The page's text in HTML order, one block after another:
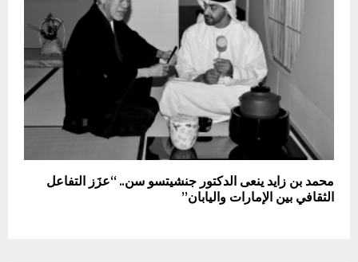
محمد بن زايد ينعى الدكتور جنشيتسو سن.. “عزَز التفاعل
الثقافي بين الإمارات واليابان”